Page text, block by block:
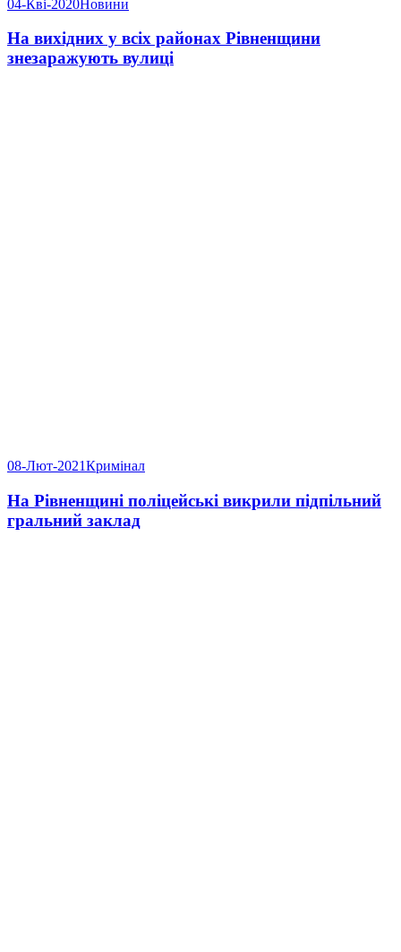
04-Кві-2020Новини
На вихідних у всіх районах Рівненщини
знезаражують вулиці
08-Лют-2021Кримінал
На Рівненщині поліцейські викрили підпільний
гральний заклад